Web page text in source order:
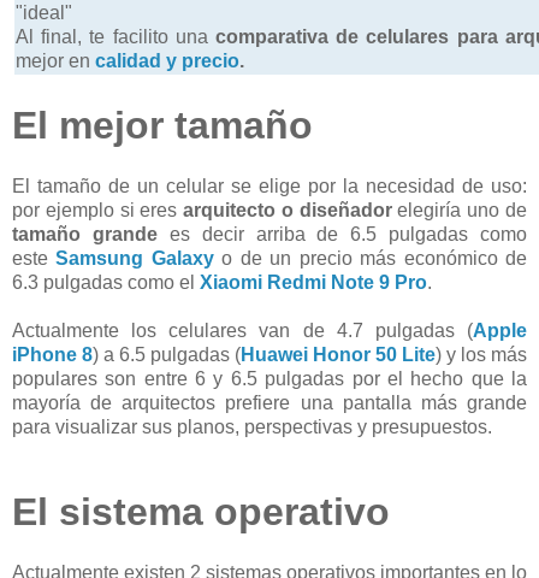
"ideal"
Al final, te facilito una comparativa de celulares para
mejor en calidad y precio.
El mejor tamaño
El tamaño de un celular se elige por la necesidad de uso:
por ejemplo si eresarquitecto o diseñadorelegiría uno de
tamaño grandees decir arriba de 6.5 pulgadas como
esteSamsung Galaxyo de un precio más económico de
6.3 pulgadas como el Xiaomi Redmi Note 9 Pro.
Actualmente los celulares van de 4.7 pulgadas (Apple
iPhone 8) a 6.5 pulgadas (Huawei Honor 50 Lite) y los más
populares son entre 6 y 6.5 pulgadas por el hecho que la
mayoría de arquitectos prefiere una pantalla más grande
para visualizar sus planos, perspectivas y presupuestos.
El sistema operativo
Actualmente existen 2 sistemas operativos importantes en lo